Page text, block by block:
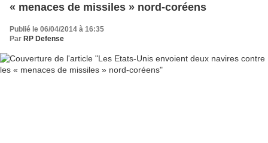
« menaces de missiles » nord-coréens
Publié le 06/04/2014 à 16:35
Par RP Defense